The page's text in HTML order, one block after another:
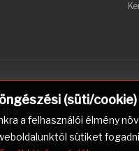
(süti/
a felhasználói élmény
sütiket